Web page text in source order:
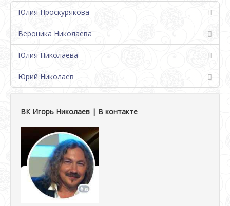
Юлия Проскурякова
Вероника Николаева
Юлия Николаева
Юрий Николаев
ВК Игорь Николаев | В контакте